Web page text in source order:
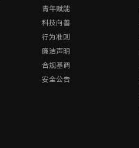
青年赋能
科技向善
行为准则
廉洁声明
合规基调
安全公告